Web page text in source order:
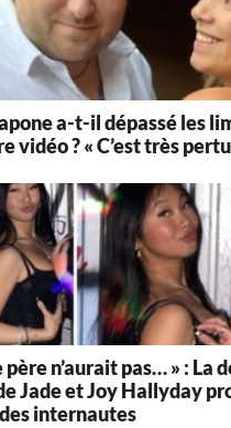
a-t-il dépassé les
vidéo ? « C’est très
père n’aurait pas… » : La
Jade et Joy Hallyday
internautes